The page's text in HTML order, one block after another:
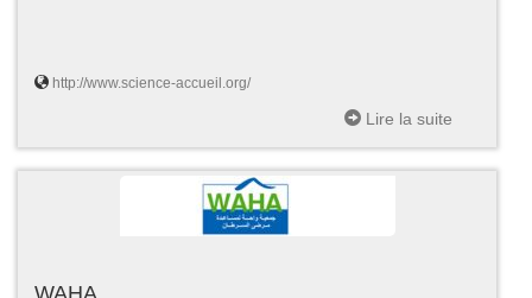
http://www.science-accueil.org/
Lire la suite
WAHA